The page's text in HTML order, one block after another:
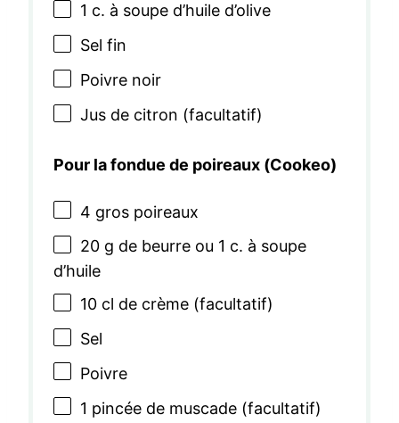
1 c. à soupe d’huile d’olive
Sel fin
Poivre noir
Jus de citron (facultatif)
Pour la fondue de poireaux (Cookeo)
4 gros poireaux
20 g de beurre ou 1 c. à soupe
d’huile
10cl de crème (facultatif)
Sel
Poivre
1 pincée de muscade (facultatif)